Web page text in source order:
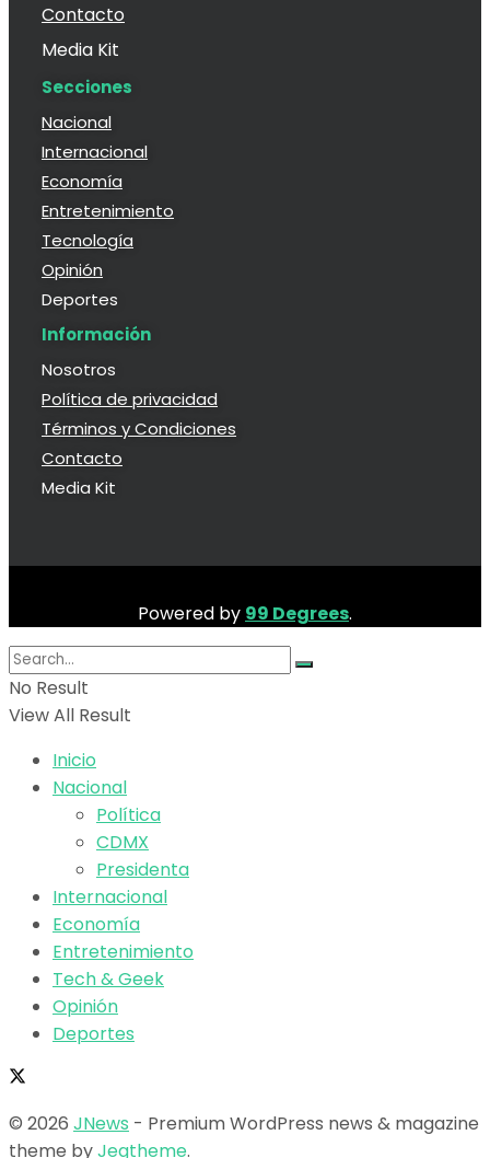
Contacto
Media Kit
Secciones
Nacional
Internacional
Economía
Entretenimiento
Tecnología
Opinión
Deportes
Información
Nosotros
Política de privacidad
Términos y Condiciones
Contacto
Media Kit
Powered by 99 Degrees.
No Result
View All Result
Inicio
Nacional
Política
CDMX
Presidenta
Internacional
Economía
Entretenimiento
Tech & Geek
Opinión
Deportes
© 2026 JNews - Premium WordPress news & magazine
theme byJegtheme.